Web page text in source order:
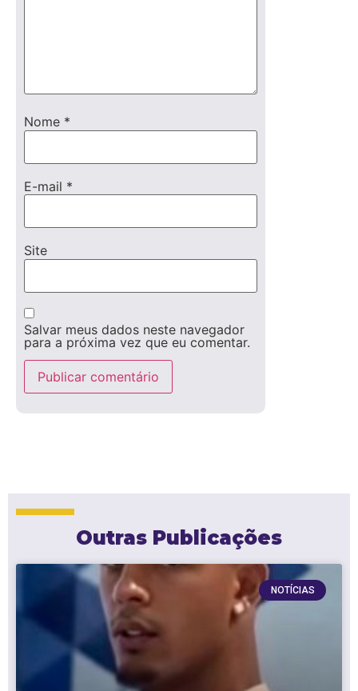
Nome *
E-mail *
Site
Salvar meus dados neste navegador
para a próxima vez que eu comentar.
Outras Publicações
NOTÍCIAS